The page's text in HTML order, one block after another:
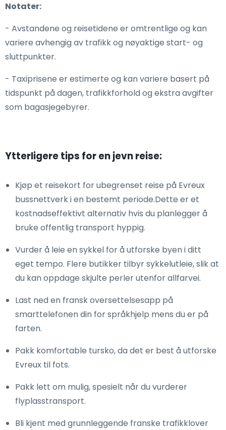
Notater:
- Avstandene og reisetidene er omtrentlige og kan
variere avhengig av trafikk og nøyaktige start- og
sluttpunkter.
- Taxiprisene er estimerte og kan variere basert på
tidspunkt på dagen, trafikkforhold og ekstra avgifter
som bagasjegebyrer.
Ytterligere tips for en jevn reise:
Kjøp et reisekort for ubegrenset reise på Evreux
bussnettverk i en bestemt periode.Dette er et
kostnadseffektivt alternativ hvis du planlegger å
bruke offentlig transport hyppig.
Vurder å leie en sykkel for å utforske byen i ditt
eget tempo. Flere butikker tilbyr sykkelutleie, slik at
du kan oppdage skjulte perler utenfor allfarvei.
Last ned en fransk oversettelsesapp på
smarttelefonen din for språkhjelp mens du er på
farten.
Pakk komfortable tursko, da det er best å utforske
Evreux til fots.
Pakk lett om mulig, spesielt når du vurderer
flyplasstransport.
Bli kjent med grunnleggende franske trafikklover